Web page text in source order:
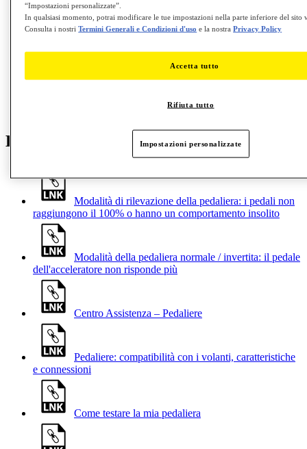
Template - Cockpit Setup - RACELINE PEDALS
III
Thrustmaster Warranty information
User Manual - RACELINE PEDALS III
Base di conoscenza
Modalità di rilevazione della pedaliera: i pedali non
raggiungono il 100% o hanno un comportamento insolito
Modalità della pedaliera normale / invertita: il pedale
dell'acceleratore non risponde più
Centro Assistenza – Pedaliere
Pedaliere: compatibilità con i volanti, caratteristiche
e connessioni
Come testare la mia pedaliera
“Impostazioni personalizzate”.
In qualsiasi momento, potrai modificare le tue impostazioni nella parte inferiore del sito
Consulta i nostriTermini Generali e Condizioni d'uso e la nostraPrivacy Policy
Rifiuta tutto
Accetta tutto
Impostazioni personalizzate